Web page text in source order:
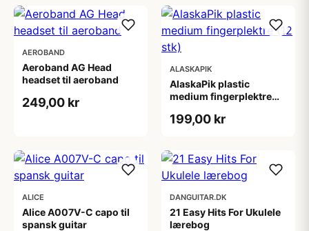
AEROBAND
Aeroband AG Head
headset til aeroband
249,00 kr
ALASKAPIK
AlaskaPik plastic
medium fingerplektre
199,00 kr
ALICE
Alice A007V-C capo til
spansk guitar
DANGUITAR.DK
21 Easy Hits For Ukulele
lærebog